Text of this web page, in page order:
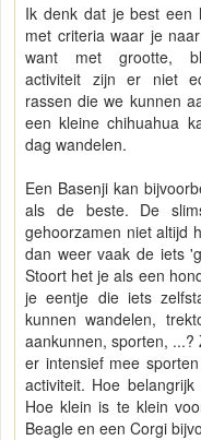
Ik denk dat je best een
met criteria waar je
want met grootte,
activiteit zijn er niet
rassen die we kunnen
een kleine chihuahua
dag wandelen.
Een Basenji kan
als de beste. De
gehoorzamen niet altijd
dan weer vaak de iets
Stoort het je als een
je eentje die iets
kunnen wandelen,
aankunnen, sporten,
er intensief mee
activiteit. Hoe
Hoe klein is te klein
Beagle en een Corgi